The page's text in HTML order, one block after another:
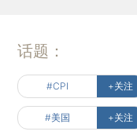
话题：
#CPI +关注
#美国 +关注